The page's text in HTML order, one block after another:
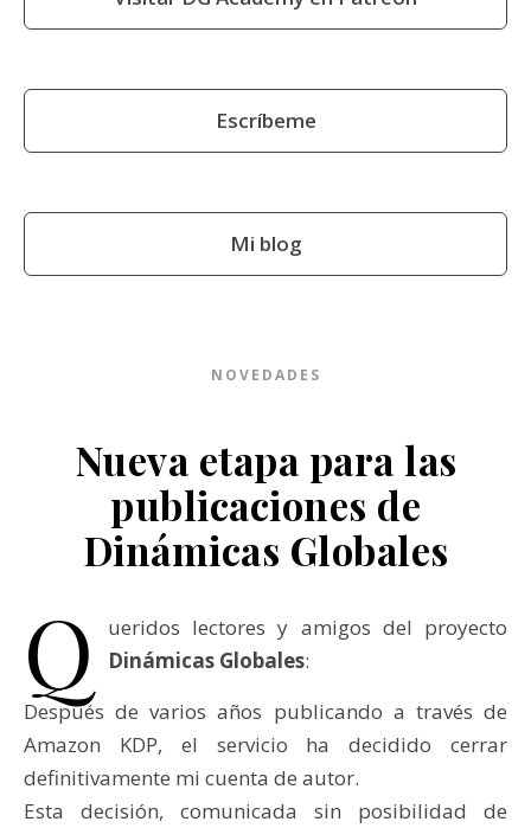
Escríbeme
Mi blog
NOVEDADES
Nueva etapa para las
publicaciones de
Dinámicas Globales
Q
ueridos lectores y amigos del proyecto
Dinámicas Globales:
Después de varios años publicando a través de
Amazon KDP, el servicio ha decidido cerrar
definitivamente mi cuenta de autor.
Esta decisión, comunicada sin posibilidad de